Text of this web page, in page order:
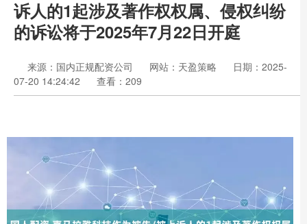
诉人的1起涉及著作权权属、侵权纠纷
的诉讼将于2025年7月22日开庭
来源：国内正规配资公司 网站：天盈策略
日期：2025-
07-20 14:24:42
查看：209